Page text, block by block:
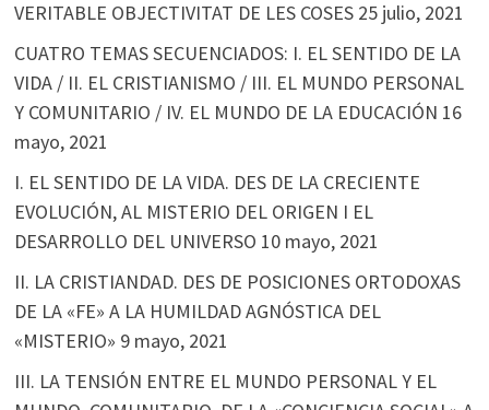
VERITABLE OBJECTIVITAT DE LES COSES 25 julio, 2021
CUATRO TEMAS SECUENCIADOS: I. EL SENTIDO DE LA
VIDA / II. EL CRISTIANISMO / III. EL MUNDO PERSONAL
Y COMUNITARIO / IV. EL MUNDO DE LA EDUCACIÓN 16
mayo, 2021
I. EL SENTIDO DE LA VIDA. DES DE LA CRECIENTE
EVOLUCIÓN, AL MISTERIO DEL ORIGEN I EL
DESARROLLO DEL UNIVERSO 10 mayo, 2021
II. LA CRISTIANDAD. DES DE POSICIONES ORTODOXAS
DE LA «FE» A LA HUMILDAD AGNÓSTICA DEL
«MISTERIO» 9 mayo, 2021
III. LA TENSIÓN ENTRE EL MUNDO PERSONAL Y EL